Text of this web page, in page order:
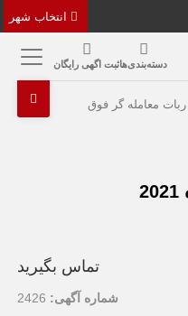
دسته‌بندی‌هاثبت اگهی رایگان
معامله گر فوق
تماس بگیرید
شماره آگهی: 2426